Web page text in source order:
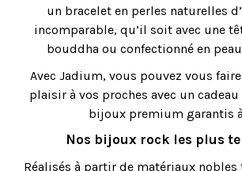
un bracelet en perles naturelles
incomparable, qu’il soit avec une
bouddha ou confectionné en
Avec Jadium, vous pouvez vous
plaisir à vos proches avec un
bijoux premium garantis
Nos bijoux rock les plus
Réalisés à partir de matériaux nobles